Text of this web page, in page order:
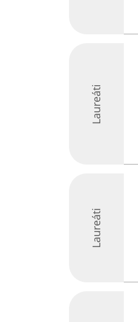
Laureáti
Laureáti